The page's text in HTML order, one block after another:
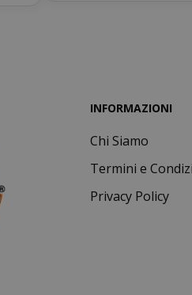
INFORMAZIONI
Chi Siamo
Termini e
Privacy Policy